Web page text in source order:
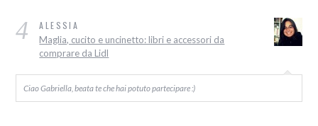
4 ALESSIA
Maglia, cucito e uncinetto: libri e accessori da
comprare da Lidl
Ciao Gabriella, beata te che hai potuto partecipare :)